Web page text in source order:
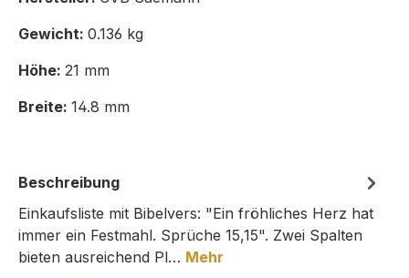
Gewicht: 0.136 kg
Höhe: 21 mm
Breite: 14.8 mm
Beschreibung
Einkaufsliste mit Bibelvers: "Ein fröhliches Herz hat
immer ein Festmahl. Sprüche 15,15". Zwei Spalten
bieten ausreichend Pl… Mehr